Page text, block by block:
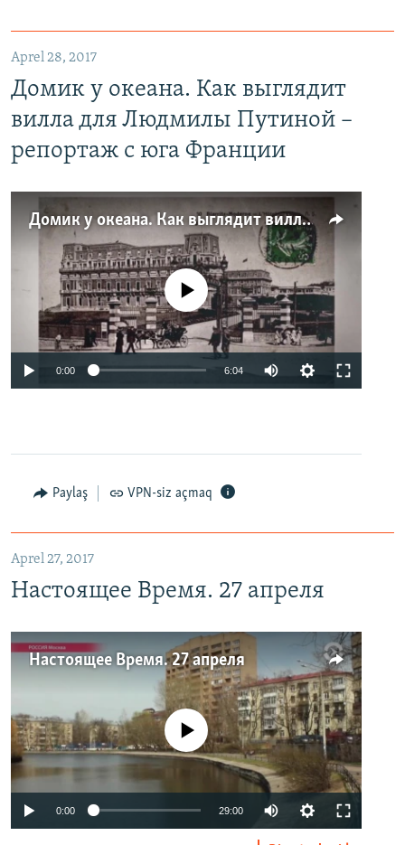
Aprel 28, 2017
Домик у океана. Как выглядит
вилла для Людмилы Путиной –
репортаж с юга Франции
Домик у океана. Как выглядит вилла для Людмилы Путиной – репортаж с юга Франции
No media source currently available
0:00 6:04
Paylaş VPN-siz açmaq
Aprel 27, 2017
Настоящее Время. 27 апреля
Настоящее Время. 27 апреля
No media source currently available
0:00 29:00